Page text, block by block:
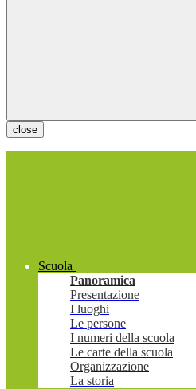
close
Scuola
Panoramica
Presentazione
I luoghi
Le persone
I numeri della scuola
Le carte della scuola
Organizzazione
La storia